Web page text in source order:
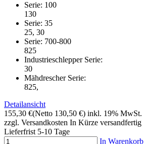
Serie: 100
130
Serie: 35
25, 30
Serie: 700-800
825
Industrieschlepper Serie:
30
Mähdrescher Serie:
825,
Detailansicht
155,30 €(Netto 130,50 €) inkl. 19% MwSt.
zzgl. Versandkosten In Kürze versandfertig
Lieferfrist 5-10 Tage
In Warenkorb